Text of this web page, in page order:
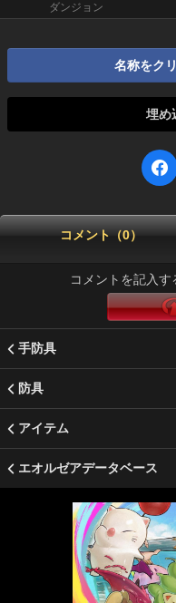
ダンジョン
名称をク
埋め
コメント（0）
コメントを記入す
手防具
防具
アイテム
エオルゼアデータベース